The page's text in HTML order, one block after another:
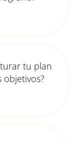
tu plan